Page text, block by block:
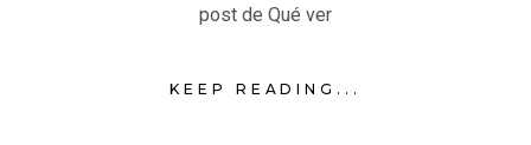
post de Qué ver
KEEP READING...